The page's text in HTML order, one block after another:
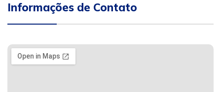
Informações de Contato